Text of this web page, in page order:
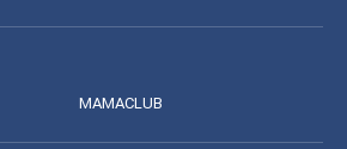
MAMACLUB